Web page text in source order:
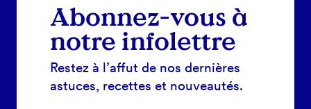
Abonnez-vous à
notre infolettre
Restez à l’affut de nos dernières
astuces, recettes et nouveautés.